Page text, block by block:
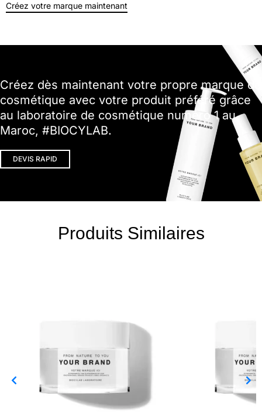
Créez votre marque maintenant
Créez dès maintenant votre propre marque de
cosmétique avec votre produit préféré grâce
au laboratoire de cosmétique numéro 1 au
Maroc, #BIOCYLAB.
DEVIS RAPID
Produits Similaires